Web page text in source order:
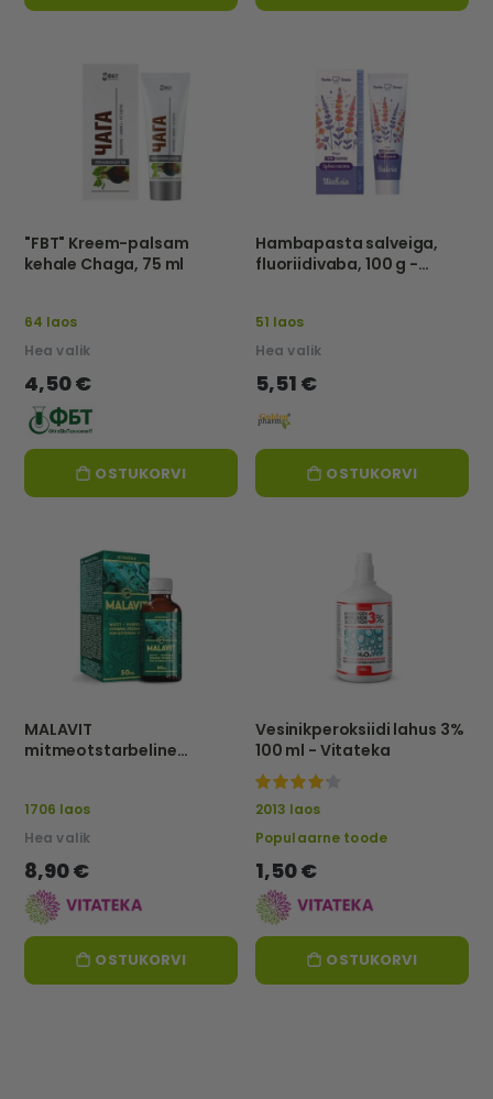
"FBT" Kreem-palsam
kehale Chaga, 75 ml
64 laos
Hea valik
4,50 €
OSTUKORVI
Hambapasta salveiga,
fluoriidivaba, 100 g -
51 laos
Hea valik
5,51 €
OSTUKORVI
MALAVIT
mitmeotstarbeline
1706 laos
Hea valik
8,90 €
OSTUKORVI
Vesinikperoksiidi lahus 3%
100 ml - Vitateka
100%
2013 laos
Populaarne toode
1,50 €
OSTUKORVI